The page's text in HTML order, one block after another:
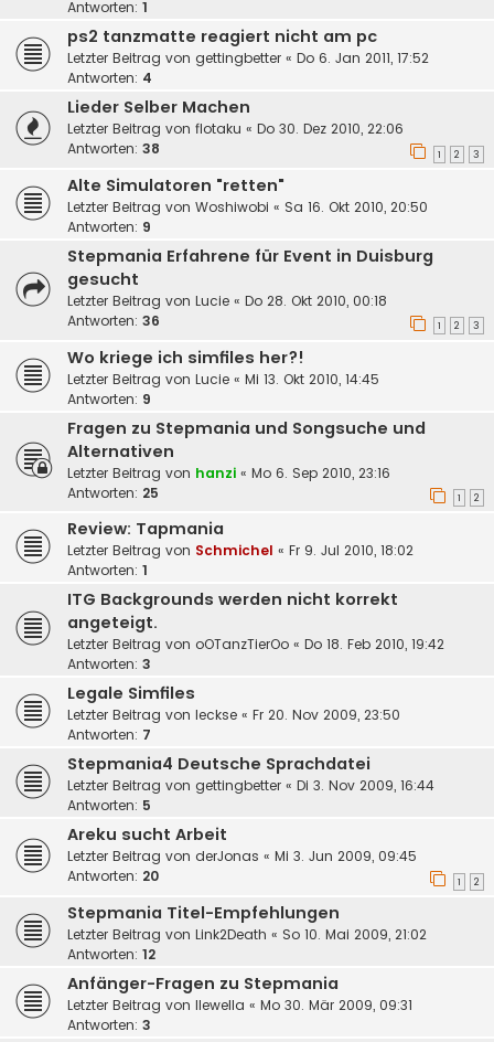
Antworten: 1
ps2 tanzmatte reagiert nicht am pc
Letzter Beitrag von gettingbetter « Do 6. Jan 2011, 17:52
Antworten: 4
Lieder Selber Machen
Letzter Beitrag von flotaku « Do 30. Dez 2010, 22:06
Antworten: 38 1 2 3
Alte Simulatoren "retten"
Letzter Beitrag von Woshiwobi « Sa 16. Okt 2010, 20:50
Antworten: 9
Stepmania Erfahrene für Event in Duisburg
gesucht
Letzter Beitrag von Lucie « Do 28. Okt 2010, 00:18
Antworten: 36 1 2 3
Wo kriege ich simfiles her?!
Letzter Beitrag von Lucie « Mi 13. Okt 2010, 14:45
Antworten: 9
Fragen zu Stepmania und Songsuche und
Alternativen
Letzter Beitrag von hanzi « Mo 6. Sep 2010, 23:16
Antworten: 25 1 2
Review: Tapmania
Letzter Beitrag von Schmichel « Fr 9. Jul 2010, 18:02
Antworten: 1
ITG Backgrounds werden nicht korrekt
angeteigt.
Letzter Beitrag von oOTanzTierOo « Do 18. Feb 2010, 19:42
Antworten: 3
Legale Simfiles
Letzter Beitrag von leckse « Fr 20. Nov 2009, 23:50
Antworten: 7
Stepmania4 Deutsche Sprachdatei
Letzter Beitrag von gettingbetter « Di 3. Nov 2009, 16:44
Antworten: 5
Areku sucht Arbeit
Letzter Beitrag von derJonas « Mi 3. Jun 2009, 09:45
Antworten: 20 1 2
Stepmania Titel-Empfehlungen
Letzter Beitrag von Link2Death « So 10. Mai 2009, 21:02
Antworten: 12
Anfänger-Fragen zu Stepmania
Letzter Beitrag von llewella « Mo 30. Mär 2009, 09:31
Antworten: 3